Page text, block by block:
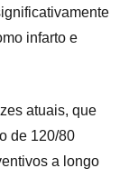
infarto e
atuais, que
de 120/80
a longo